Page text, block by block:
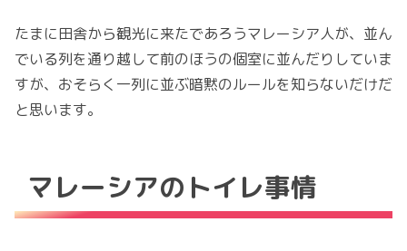
たまに田舎から観光に来たであろうマレーシア人が、並ん
でいる列を通り越して前のほうの個室に並んだりしていま
すが、おそらく一列に並ぶ暗黙のルールを知らないだけだ
と思います。
マレーシアのトイレ事情